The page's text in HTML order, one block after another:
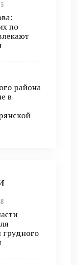
по
района
в
грудного